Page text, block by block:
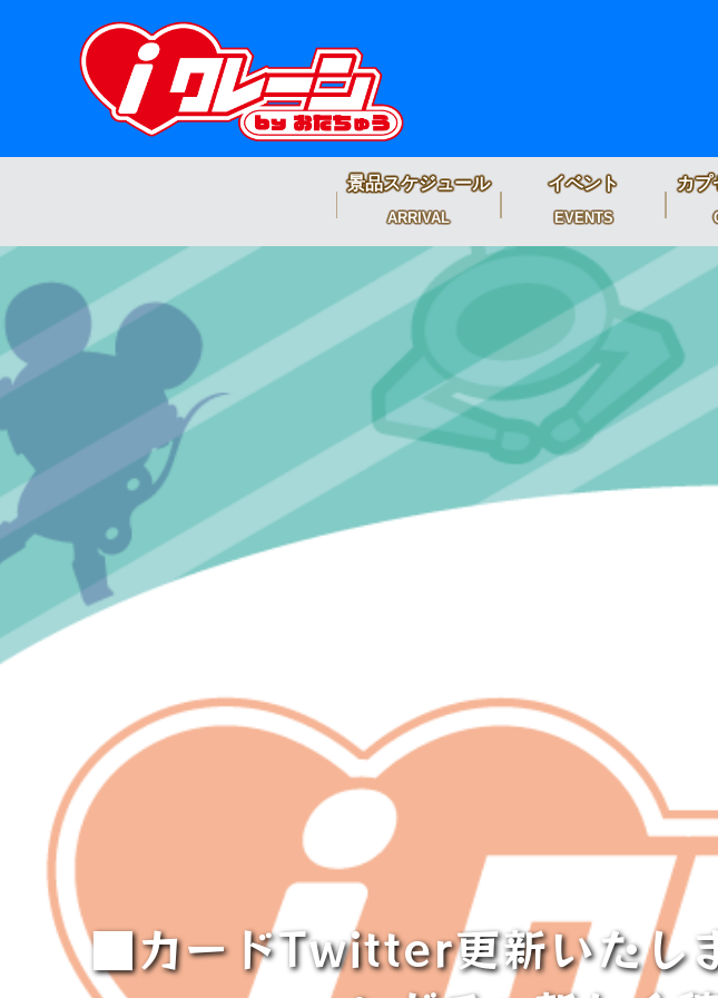
景品スケジュール
ARRIVAL
イベント
EVENTS
カプ
■カードTwitter更新いたし